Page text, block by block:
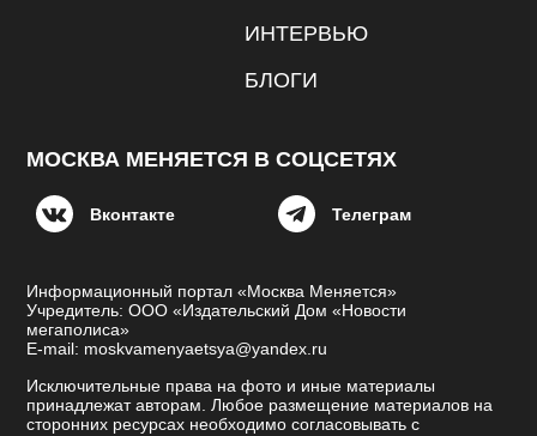
ИНТЕРВЬЮ
БЛОГИ
МОСКВА МЕНЯЕТСЯ В СОЦСЕТЯХ
Вконтакте Телеграм
Информационный портал «Москва Меняется»
Учредитель: ООО «Издательский Дом «Новости
мегаполиса»
E-mail: moskvamenyaetsya@yandex.ru
Исключительные права на фото и иные материалы
принадлежат авторам. Любое размещение материалов на
сторонних ресурсах необходимо согласовывать с